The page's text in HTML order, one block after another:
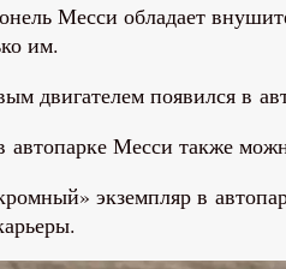
Месси обладает
им.
двигателем появился в
Месси также
экземпляр в